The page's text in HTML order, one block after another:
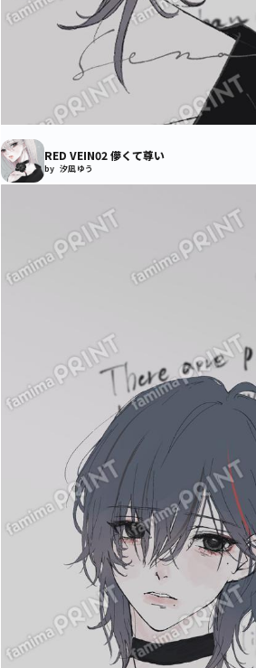
RED VEIN02 儚くて尊い
by 汐凪 ゆう